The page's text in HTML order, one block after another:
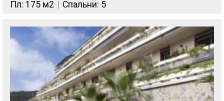
Пл: 175 м2
Спальни: 5